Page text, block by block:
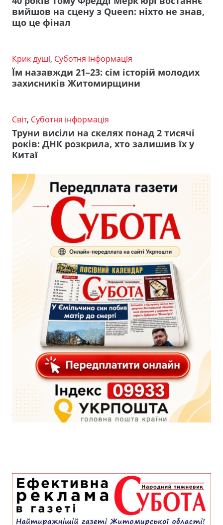
вийшов на сцену з Queen: ніхто не знав,
що це фінал
Крик душі, Суботня інформація
Їм назавжди 21–23: сім історій молодих
захисників Житомирщини
Світ, Суботня інформація
Труни висіли на скелях понад 2 тисячі
років: ДНК розкрила, хто залишив їх у
Китаї